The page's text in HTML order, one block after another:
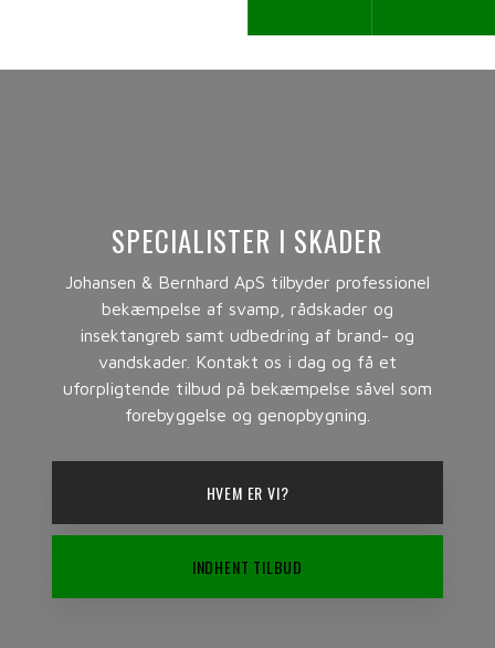
SPECIALISTER I SKADER
Johansen & Bernhard ApS tilbyder professionel
bekæmpelse af svamp, rådskader og
insektangreb samt udbedring af brand- og
vandskader. Kontakt os i dag og få et
uforpligtende tilbud på bekæmpelse såvel som
forebyggelse og genopbygning.
HVEM ER VI?
INDHENT TILBUD